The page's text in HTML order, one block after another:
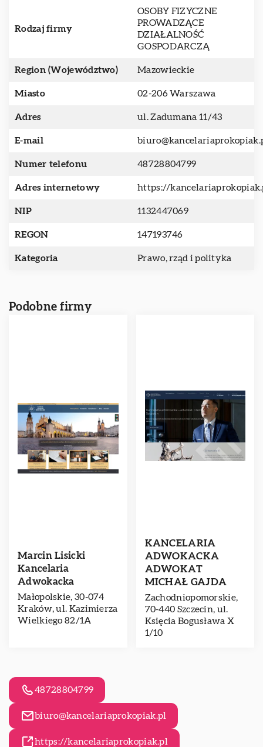
Rodzaj firmy
OSOBY FIZYCZNE
PROWADZĄCE
DZIAŁALNOŚĆ
GOSPODARCZĄ
Region (Województwo) Mazowieckie
Miasto 02-206 Warszawa
Adres ul. Zadumana 11/43
E-mail
Numer telefonu 48728804799
Adres internetowy https://
NIP 1132447069
REGON 147193746
Kategoria Prawo, rząd i polityka
Podobne firmy
Marcin Lisicki
Kancelaria
Adwokacka
Małopolskie, 30-074
Kraków, ul. Kazimierza
Wielkiego 82/1A
KANCELARIA
ADWOKACKA
ADWOKAT
MICHAŁ GAJDA
Zachodniopomorskie,
70-440 Szczecin, ul.
Księcia Bogusława X
1/10
48728804799
biuro@kancelariaprokopiak.pl
https://kancelariaprokopiak.pl